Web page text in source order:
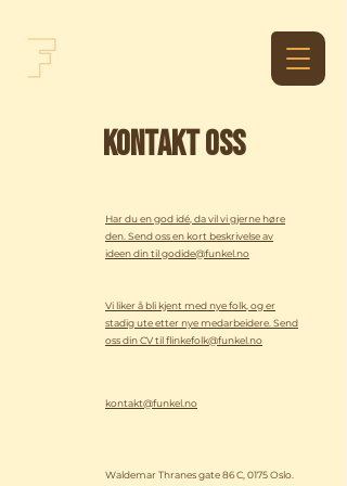
KONTAKT OSS
Har du en god idé, da vil vi gjerne høre
den. Send oss en kort beskrivelse av
ideen din til godide@funkel.no
Vi liker å bli kjent med nye folk, og er
stadig ute etter nye medarbeidere. Send
oss din CV til flinkefolk@funkel.no
kontakt@funkel.no
Waldemar Thranes gate 86 C, 0175 Oslo.